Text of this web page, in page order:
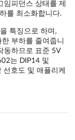
피던스 상태를 제
를 최소화합니다.
특징으로 하며,
부하를 줄여줍니
동하므로 표준 5V
는 DIP14 및
호도 및 애플리케